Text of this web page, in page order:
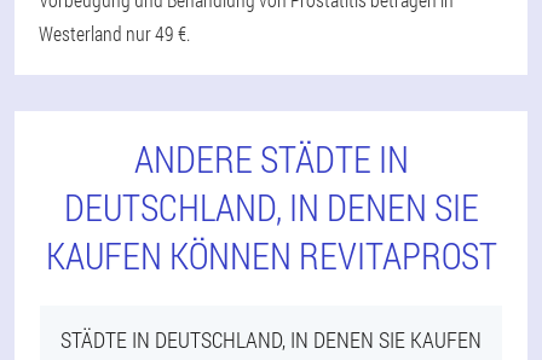
Westerland nur 49 €.
ANDERE STÄDTE IN
DEUTSCHLAND, IN DENEN SIE
KAUFEN KÖNNEN REVITAPROST
STÄDTE IN DEUTSCHLAND, IN DENEN SIE KAUFEN